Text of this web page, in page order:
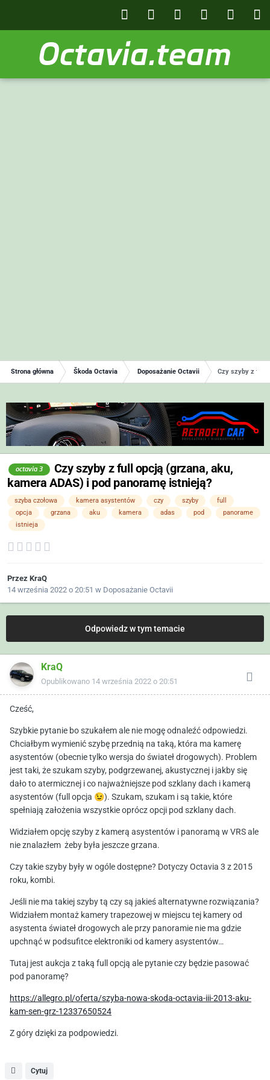
Octavia.team
Strona główna Škoda Octavia Doposażanie Octavii Czy szyby z full
octavia 3
Czy szyby z full opcją (grzana, aku,
kamera ADAS) i pod panoramę istnieją?
szyba czołowa kamera asystentów czy szyby
full
opcja
grzana aku kamera adas pod
panorame
istnieja
Przez KraQ
14 września 2022 o 20:51 w Doposażanie Octavii
Odpowiedz w tym temacie
KraQ
Opublikowano 14 września 2022 o 20:51
Cześć,
Szybkie pytanie bo szukałem ale nie mogę odnaleźć odpowiedzi.
Chciałbym wymienić szybę przednią na taką, która ma kamerę
asystentów (obecnie tylko wersja do świateł drogowych). Problem
jest taki, że szukam szyby, podgrzewanej, akustycznej i jakby się
dało to atermicznej i co najważniejsze pod szklany dach i kamerą
asystentów (full opcja 😉). Szukam, szukam i są takie, które
spełniają założenia wszystkie oprócz opcji pod szklany dach.
Widziałem opcję szyby z kamerą asystentów i panoramą w VRS ale
nie znalazłem żeby była jeszcze grzana.
Czy takie szyby były w ogóle dostępne? Dotyczy Octavia 3 z 2015
roku, kombi.
Jeśli nie ma takiej szyby tą czy są jakieś alternatywne rozwiązania?
Widziałem montaż kamery trapezowej w miejscu tej kamery od
asystenta świateł drogowych ale przy panoramie nie ma gdzie
upchnąć w podsufitce elektroniki od kamery asystentów…
Tutaj jest aukcja z taką full opcją ale pytanie czy będzie pasować
pod panoramę?
https://allegro.pl/oferta/szyba-nowa-skoda-octavia-iii-2013-aku-
kam-sen-grz-12337650524
Z góry dzięki za podpowiedzi.
Cytuj